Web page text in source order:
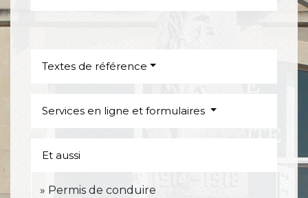
Textes de référence
Services en ligne et formulaires
Et aussi
Permis de conduire